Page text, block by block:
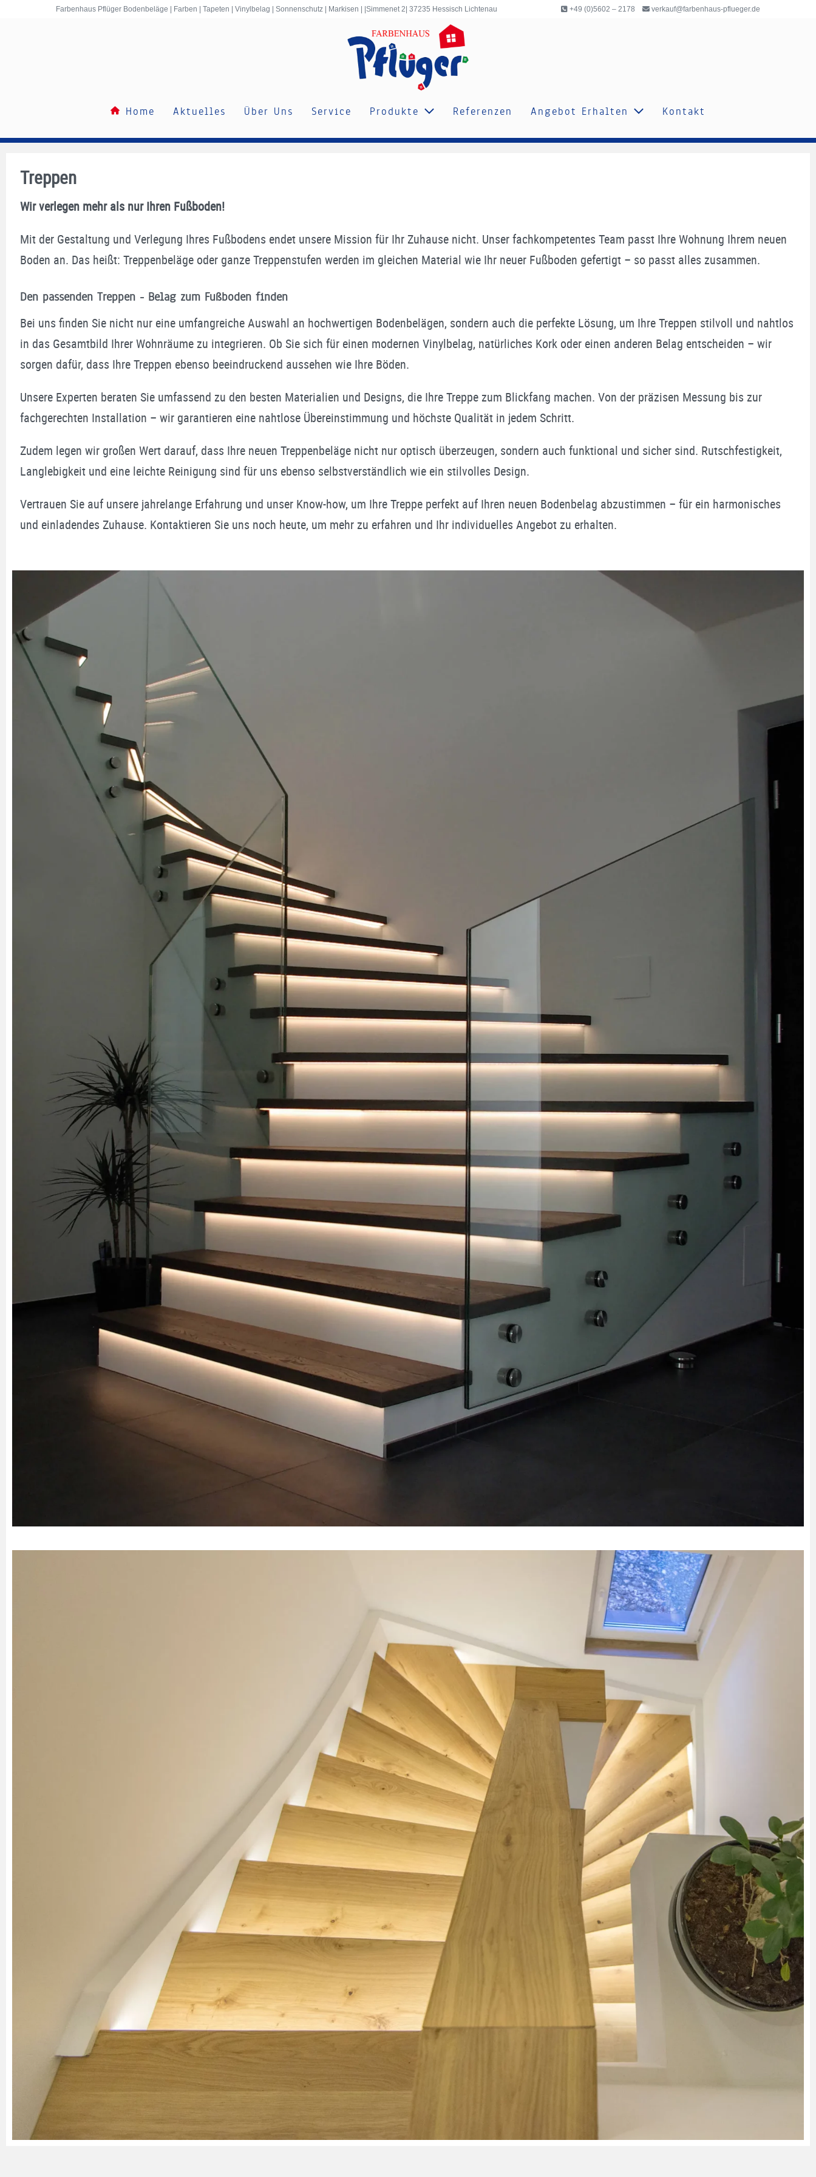
Farbenhaus Pflüger Bodenbeläge | Farben | Tapeten | Vinylbelag | Sonnenschutz | Markisen | |Simmenet 2| 37235 Hessisch Lichtenau +49 (0)5602 – 2178 verkauf@farbenhaus-pflueger.de
Home Aktuelles Über Uns Service Produkte Referenzen Angebot Erhalten Kontakt
Treppen
Wir verlegen mehr als nur Ihren Fußboden!
Mit der Gestaltung und Verlegung Ihres Fußbodens endet unsere Mission für Ihr Zuhause nicht. Unser fachkompetentes Team passt Ihre Wohnung Ihrem neuen
Boden an. Das heißt: Treppenbeläge oder ganze Treppenstufen werden im gleichen Material wie Ihr neuer Fußboden gefertigt – so passt alles zusammen.
Den passenden Treppen - Belag zum Fußboden finden
Bei uns finden Sie nicht nur eine umfangreiche Auswahl an hochwertigen Bodenbelägen, sondern auch die perfekte Lösung, um Ihre Treppen stilvoll und nahtlos
in das Gesamtbild Ihrer Wohnräume zu integrieren. Ob Sie sich für einen modernen Vinylbelag, natürliches Kork oder einen anderen Belag entscheiden – wir
sorgen dafür, dass Ihre Treppen ebenso beeindruckend aussehen wie Ihre Böden.
Unsere Experten beraten Sie umfassend zu den besten Materialien und Designs, die Ihre Treppe zum Blickfang machen. Von der präzisen Messung bis zur
fachgerechten Installation – wir garantieren eine nahtlose Übereinstimmung und höchste Qualität in jedem Schritt.
Zudem legen wir großen Wert darauf, dass Ihre neuen Treppenbeläge nicht nur optisch überzeugen, sondern auch funktional und sicher sind. Rutschfestigkeit,
Langlebigkeit und eine leichte Reinigung sind für uns ebenso selbstverständlich wie ein stilvolles Design.
Vertrauen Sie auf unsere jahrelange Erfahrung und unser Know-how, um Ihre Treppe perfekt auf Ihren neuen Bodenbelag abzustimmen – für ein harmonisches
und einladendes Zuhause. Kontaktieren Sie uns noch heute, um mehr zu erfahren und Ihr individuelles Angebot zu erhalten.